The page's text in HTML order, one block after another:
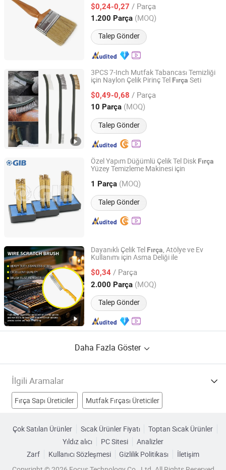
$0,24-0,27 / Parça
1.200 Parça (MOQ)
Talep Gönder
Jiangsu, China Fiyat 2021
3PCS 7-Inch Mutfak Tabancası Temizliği
için Naylon Çelik Pirinç Tel Fırça Seti
$0,49-0,68 / Parça
10 Parça (MOQ)
Talep Gönder
Yiwu Greatcity Tools Co., Ltd
Zhejiang, China Fiyat 2026
Özel Yapım Düğümlü Çelik Tel Disk Fırça
Yüzey Temizleme Makinesi için
1 Parça (MOQ)
Talep Gönder
Huzhou Golden Industrial Brush Co., Ltd.
Zhejiang, China Fiyat 2018
Dayanıklı Çelik Tel Fırça, Atölye ve Ev
Kullanımı için Asma Deliği ile
$0,34 / Parça
2.000 Parça (MOQ)
Talep Gönder
Jiangsu B-Line Tools Co., Ltd.
Jiangsu, China Fiyat 2020
Daha Fazla Göster
İlgili Aramalar
Fırça Sapı Üreticiler Mutfak Fırçası Üreticiler
Çelik Tel Fırça Fabrikalar çelik tel aşındırıcı fırçalar Fabrikalar
Çok Satılan Ürünler Sıcak Ürünler Fiyatı
Toptan Sıcak Ürünler
Yıldız alıcı
PC Sitesi
Analizler
Zarf
Kullanıcı Sözleşmesi Gizlilik Politikası
İletişim